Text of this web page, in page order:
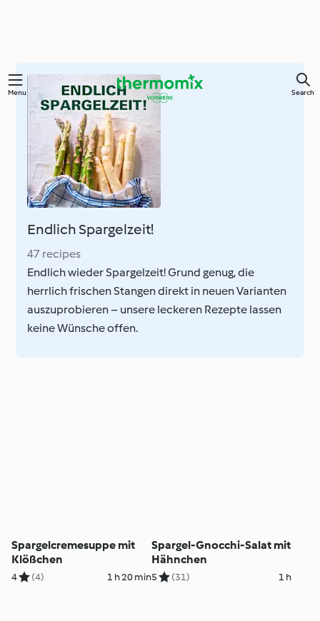
Skip
Menu Search
Endlich Spargelzeit!
47 recipes
Endlich wieder Spargelzeit! Grund genug, die
herrlich frischen Stangen direkt in neuen Varianten
auszuprobieren – unsere leckeren Rezepte lassen
keine Wünsche offen.
Spargelcremesuppe mit
Klößchen
4 (4) 1 h 20 min
Spargel-Gnocchi-Salat mit
Hähnchen
5 (31) 1 h